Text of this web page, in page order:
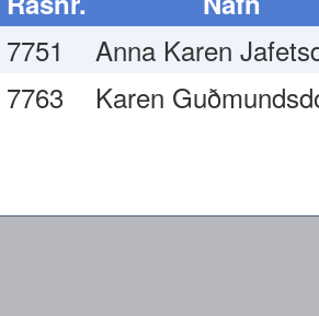
7751
Anna Karen
7763 Karen